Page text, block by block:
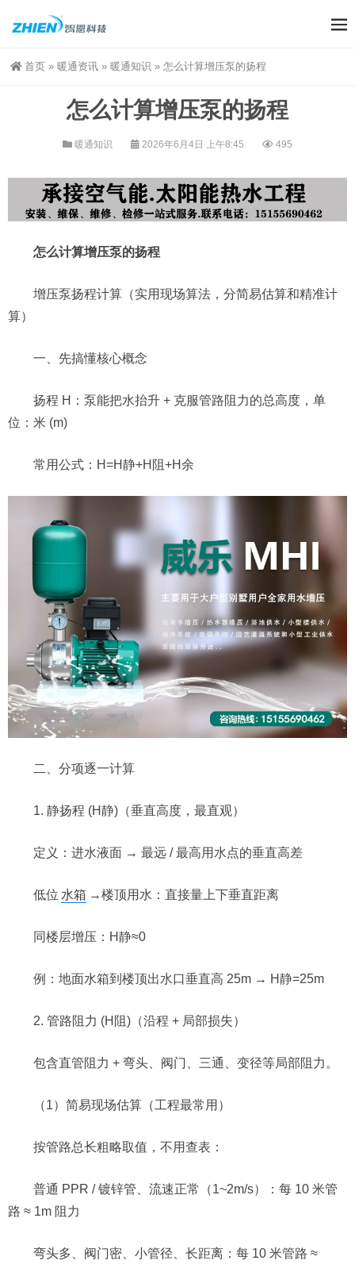
首页 » 暖通资讯 » 暖通知识 » 怎么计算增压泵的扬程
怎么计算增压泵的扬程
暖通知识 2026年6月4日 上午8:45 495
怎么计算增压泵的扬程
增压泵扬程计算（实用现场算法，分简易估算和精准计
算）
一、先搞懂核心概念
扬程 H：泵能把水抬升 + 克服管路阻力的总高度，单
位：米 (m)
常用公式：H=H静+H阻+H余
二、分项逐一计算
1. 静扬程 (H静)（垂直高度，最直观）
定义：进水液面 → 最远 / 最高用水点的垂直高差
低位 水箱 →楼顶用水：直接量上下垂直距离
同楼层增压：H静≈0
例：地面水箱到楼顶出水口垂直高 25m → H静=25m
2. 管路阻力 (H阻)（沿程 + 局部损失）
包含直管阻力 + 弯头、阀门、三通、变径等局部阻力。
（1）简易现场估算（工程最常用）
按管路总长粗略取值，不用查表：
普通 PPR / 镀锌管、流速正常（1~2m/s）：每 10 米管
路 ≈ 1m 阻力
弯头多、阀门密、小管径、长距离：每 10 米管路 ≈